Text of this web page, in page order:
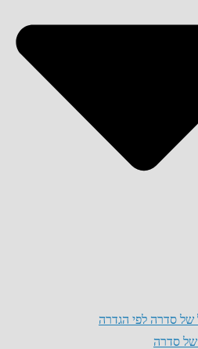
של סדרה לפי הגדרה
של סדרה